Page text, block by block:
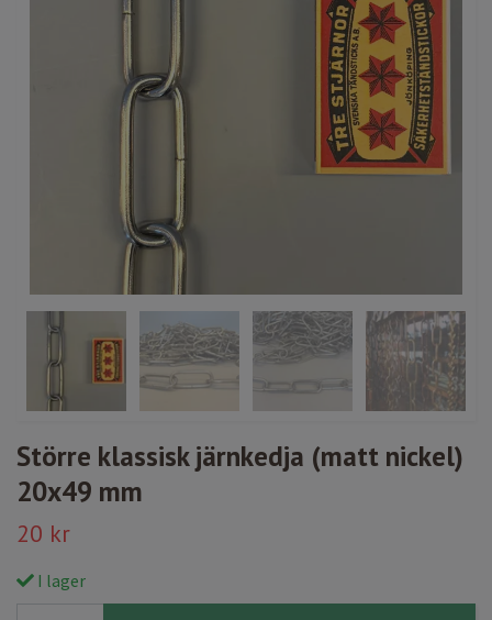
Större klassisk järnkedja (matt nickel)
20x49 mm
20 kr
I lager